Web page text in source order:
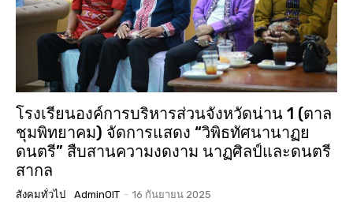
โรงเรียนองค์การบริหารส่วนจังหวัดน่าน 1 (ตาล
ชุมพิทยาคม) จัดการแสดง “วิพิธทัศนานาฏย
ดนตรี” สืบสานความงดงาม นาฏศิลป์และดนตรี
สากล
สังคมทั่วไป AdminOIT - 16 กันยายน 2025